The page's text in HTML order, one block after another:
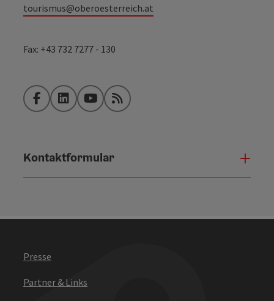
tourismus@oberoesterreich.at
Fax: +43 732 7277 - 130
FacebookLinkedInYouTubeRSS-Feed
Kontaktformular
Presse
Partner & Links